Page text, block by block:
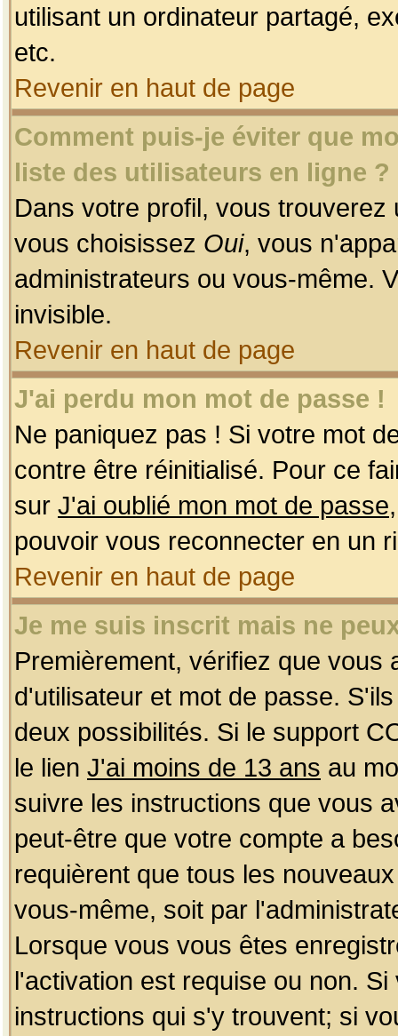
utilisant un ordinateur partagé,
etc.
Revenir en haut de page
Comment puis-je éviter que
liste des utilisateurs en ligne ?
Dans votre profil, vous
vous choisissez Oui, vous
administrateurs ou vous-même.
invisible.
Revenir en haut de page
J'ai perdu mon mot de passe !
Ne paniquez pas ! Si votre mot
contre être réinitialisé. Pour ce
sur J'ai oublié mon mot de passe
pouvoir vous reconnecter en un
Revenir en haut de page
Je me suis inscrit mais ne
Premièrement, vérifiez que
d'utilisateur et mot de passe.
deux possibilités. Si le support
le lien J'ai moins de 13 ans au
suivre les instructions que vous
peut-être que votre compte a
requièrent que tous les
vous-même, soit par
Lorsque vous vous êtes
l'activation est requise ou non.
instructions qui s'y trouvent; si